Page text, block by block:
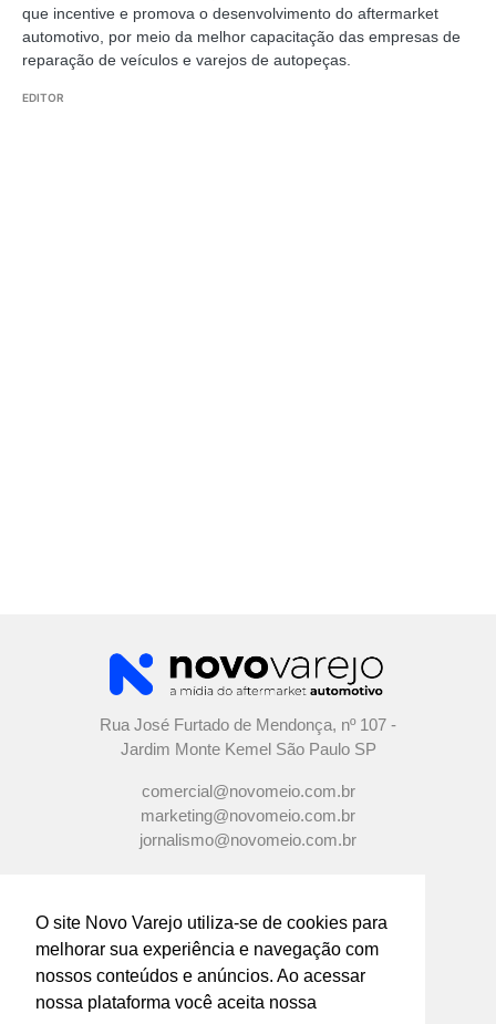
O site Novo Varejo utiliza-se de cookies para
melhorar sua experiência e navegação com
nossos conteúdos e anúncios. Ao acessar
nossa plataforma você aceita nossa
que incentive e promova o desenvolvimento do aftermarket
automotivo, por meio da melhor capacitação das empresas de
reparação de veículos e varejos de autopeças.
EDITOR
Rua José Furtado de Mendonça, nº 107 -
Jardim Monte Kemel São Paulo SP
comercial@novomeio.com.br
marketing@novomeio.com.br
jornalismo@novomeio.com.br
CONFIRA AS NOSSAS REDES
SOCIAIS